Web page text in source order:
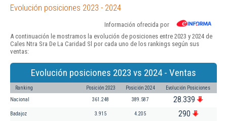
Evolución posiciones 2023 - 2024
Información ofrecida por
A continuación le mostramos la evolución de posiciones entre 2023 y 2024 de
Cales Ntra Sra De La Caridad Sl por cada uno de los rankings según sus
ventas:
Evolución posiciones 2023 vs 2024 - Ventas
Ranking Posición 2023 Posición 2024 Evolución Posiciones
Nacional 361.248 389.587 28.339
Badajoz 3.915 4.205 290